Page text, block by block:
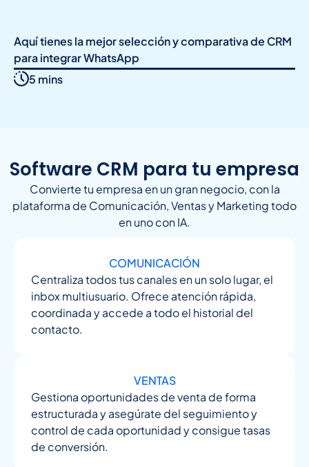
Aquí tienes la mejor selección y comparativa de CRM
para integrar WhatsApp
5 mins
Software CRM para tu empresa
Convierte tu empresa en un gran negocio, con la
plataforma de Comunicación, Ventas y Marketing todo
en uno con IA.
COMUNICACIÓN
Centraliza todos tus canales en un solo lugar, el
inbox multiusuario. Ofrece atención rápida,
coordinada y accede a todo el historial del
contacto.
VENTAS
Gestiona oportunidades de venta de forma
estructurada y asegúrate del seguimiento y
control de cada oportunidad y consigue tasas
de conversión.